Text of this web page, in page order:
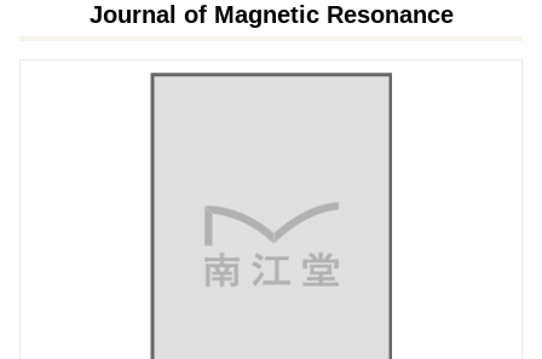
Journal of Magnetic Resonance